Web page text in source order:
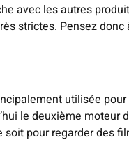
avec les autres
strictes. Pensez
utilisée
le deuxième
pour regarder des